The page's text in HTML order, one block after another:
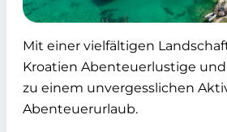
Mit einer vielfältigen
Kroatien Abenteuerlustige
zu einem unvergesslichen
Abenteuerurlaub.